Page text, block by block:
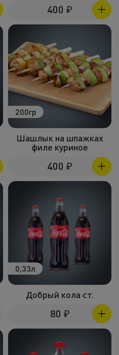
400 ₽
200гр
Шашлык на шпажках
филе куриное
400 ₽
0,33л
Добрый кола ст.
80 ₽